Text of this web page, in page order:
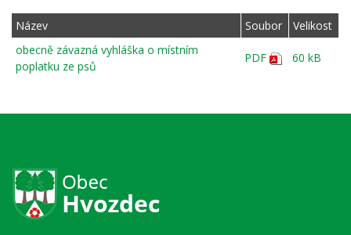
Název Soubor
Velikost
obecně závazná vyhláška o místním
poplatku ze psů
PDF 60 kB